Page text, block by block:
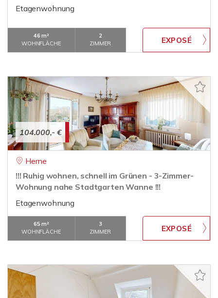
Etagenwohnung
46 m²
WOHNFLÄCHE
2
ZIMMER
104.000,- €
Herne
!!! Ruhig wohnen, schnell im Grünen - 3-Zimmer-
Wohnung nahe Stadtgarten Wanne !!!
Etagenwohnung
65 m²
WOHNFLÄCHE
3
ZIMMER